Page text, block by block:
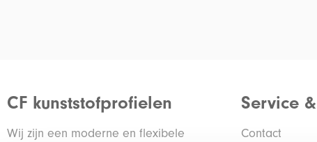
CF kunststofprofielen
Wij zijn een moderne en flexibele
Service
Contact